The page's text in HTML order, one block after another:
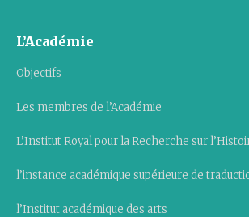
L’Académie
Objectifs
Les membres de l’Académie
L’Institut Royal pour la Recherche sur
l’instance académique supérieure de
l’Institut académique des arts